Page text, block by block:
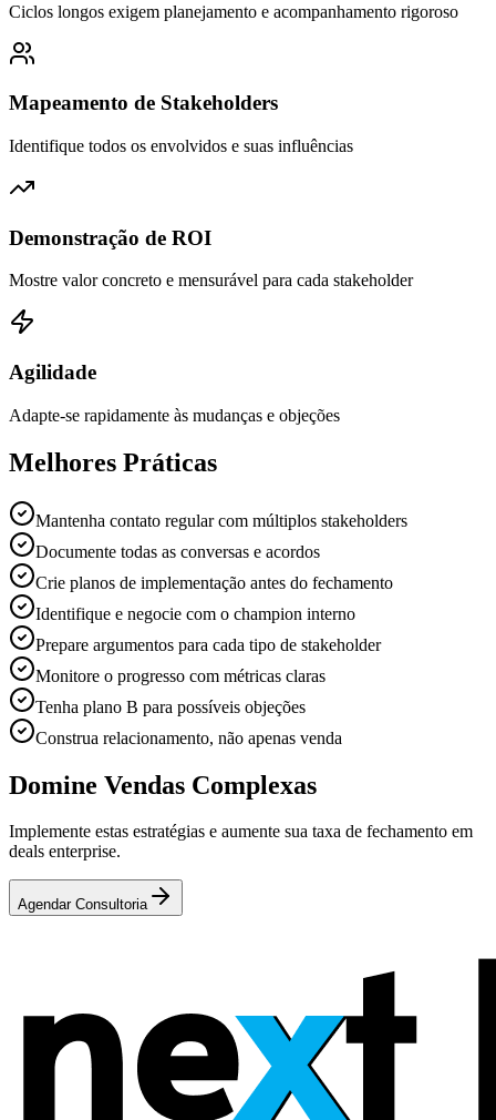
Ciclos longos exigem planejamento e acompanhamento rigoroso
Mapeamento de Stakeholders
Identifique todos os envolvidos e suas influências
Demonstração de ROI
Mostre valor concreto e mensurável para cada stakeholder
Agilidade
Adapte-se rapidamente às mudanças e objeções
Melhores Práticas
Mantenha contato regular com múltiplos stakeholders
Documente todas as conversas e acordos
Crie planos de implementação antes do fechamento
Identifique e negocie com o champion interno
Prepare argumentos para cada tipo de stakeholder
Monitore o progresso com métricas claras
Tenha plano B para possíveis objeções
Construa relacionamento, não apenas venda
Domine Vendas Complexas
Implemente estas estratégias e aumente sua taxa de fechamento em
deals enterprise.
Agendar Consultoria